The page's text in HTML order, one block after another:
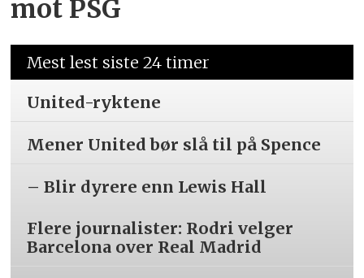
mot PSG
Mest lest siste 24 timer
United-ryktene
Mener United bør slå til på Spence
– Blir dyrere enn Lewis Hall
Flere journalister: Rodri velger
Barcelona over Real Madrid